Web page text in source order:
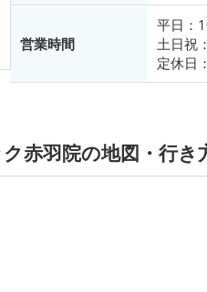
営業時間
平日：
土日祝
定休日
赤羽院の地図・行き